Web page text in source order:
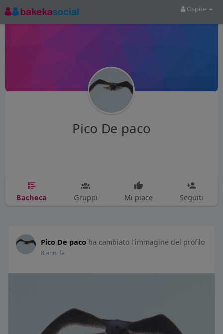
Ospite
Pico De paco
Bacheca Gruppi Mi piace Seguiti
Pico De paco ha cambiato l'immagine del profilo
8 anni fa